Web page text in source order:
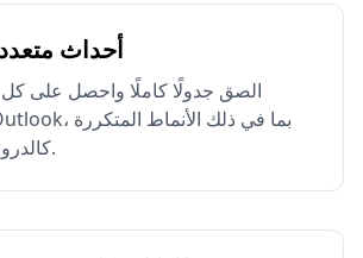
أحداث
الصق جدولًا كاملًا واحصل على
كالدروس الأسبوعية.